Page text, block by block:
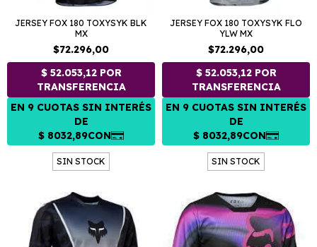
JERSEY FOX 180 TOXYSYK BLK
MX
$72.296,00
SIN STOCK
JERSEY FOX 180 TOXYSYK FLO
YLW MX
$72.296,00
SIN STOCK